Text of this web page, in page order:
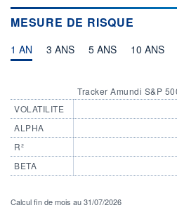
MESURE DE RISQUE
1 AN 3 ANS 5 ANS 10 ANS
VOLATILITE
ALPHA
R²
BETA
Tracker Amundi S&P
Calcul fin de mois au 31/07/2026